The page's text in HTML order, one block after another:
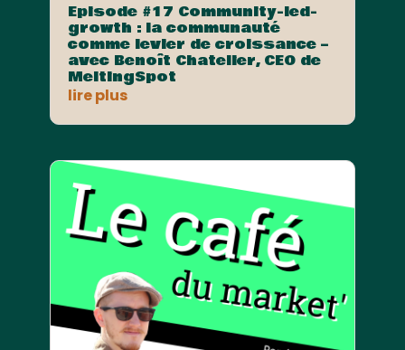
Episode #17 Community-led-
growth : la communauté
comme levier de croissance –
avec Benoît Chatelier, CEO de
MeltingSpot
lire plus